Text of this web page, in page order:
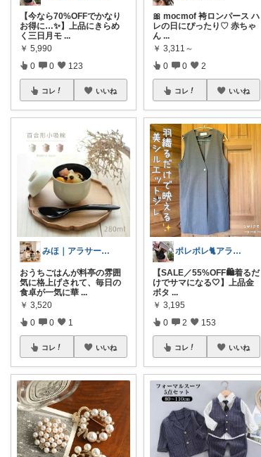
【今なら70%OFFでかなり
お得に…✨】上品にきらめ
く三日月モ ...
￥ 5,990
0 0 123
コレ いいね
みほ｜アラサー主婦｜共働き｜2児育児中
おうちごはんが料亭の雰囲
気に格上げされて、毎日の
食卓が一気に華 ...
￥ 3,520
0 0 1
コレ いいね
🎀 mocmof 袴ロンパース ハ
レの日にぴったり♡ 赤ちゃ
ん ...
￥ 3,311～
0 0 2
コレ いいね
ポレポレ🐈アラフィフの可愛い図鑑
【SALE／55%OFF🛍️着るだ
けでサマになる🤍】上品金
ボタ ...
￥ 3,195
0 2 153
コレ いいね